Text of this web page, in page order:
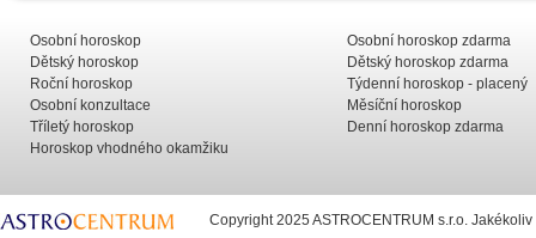
Osobní horoskop
Dětský horoskop
Roční horoskop
Osobní konzultace
Tříletý horoskop
Horoskop vhodného okamžiku
Osobní horoskop zdarma
Dětský horoskop zdarma
Týdenní horoskop - placený
Měsíční horoskop
Denní horoskop zdarma
Copyright 2025 ASTROCENTRUM s.r.o.